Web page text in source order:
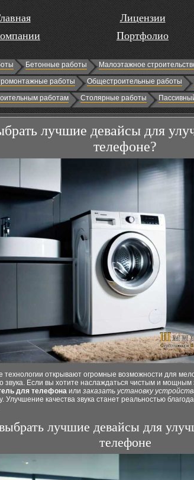
Лицензии
Портфолио
Бетонные работы Малоэтажное
работы Общестроительные работы
работам Столярные работы
лучшие девайсы для
телефоне?
открывают огромные возможности для
звука. Если вы хотите наслаждаться чистым и мощным
для телефона или заказать установку
Улучшение качества звука станет реальностью
лучшие девайсы для
телефоне